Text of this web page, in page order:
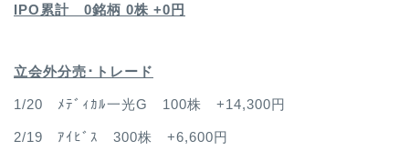
IPO累計 0銘柄 0株 +0円
立会外分売･トレード
1/20 ﾒﾃﾞｨｶﾙ一光G 100株 +14,300円
2/19 ｱｲﾋﾞｽ 300株 +6,600円